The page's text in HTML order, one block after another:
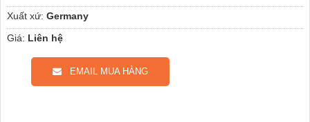
Xuất xứ: Germany
Giá: Liên hệ
EMAIL MUA HÀNG